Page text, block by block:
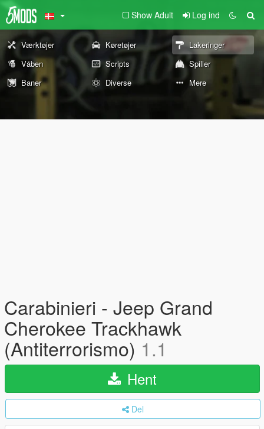
Show Adult Log ind
Værktøjer Køretøjer
Lakeringer
Våben
Scripts
Spiller
Baner
Diverse Mere
Carabinieri - Jeep Grand
Cherokee Trackhawk
(Antiterrorismo) 1.1
Hent
Del